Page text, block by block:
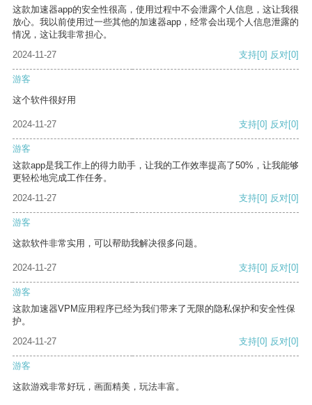
这款加速器app的安全性很高，使用过程中不会泄露个人信息，这让我很
放心。我以前使用过一些其他的加速器app，经常会出现个人信息泄露的
情况，这让我非常担心。
2024-11-27
支持[0] 反对[0]
游客
这个软件很好用
2024-11-27 支持[0] 反对[0]
游客
这款app是我工作上的得力助手，让我的工作效率提高了50%，让我能够
更轻松地完成工作任务。
2024-11-27
支持[0] 反对[0]
游客
这款软件非常实用，可以帮助我解决很多问题。
2024-11-27 支持[0] 反对[0]
游客
这款加速器VPM应用程序已经为我们带来了无限的隐私保护和安全性保
护。
2024-11-27
支持[0] 反对[0]
游客
这款游戏非常好玩，画面精美，玩法丰富。